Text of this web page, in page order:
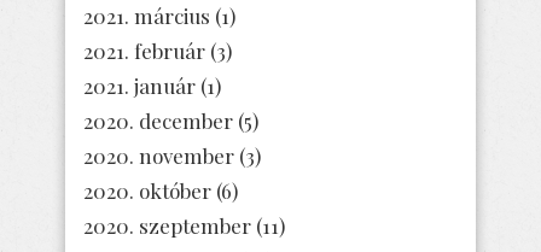
2021. március (1)
2021. február (3)
2021. január (1)
2020. december (5)
2020. november (3)
2020. október (6)
2020. szeptember (11)